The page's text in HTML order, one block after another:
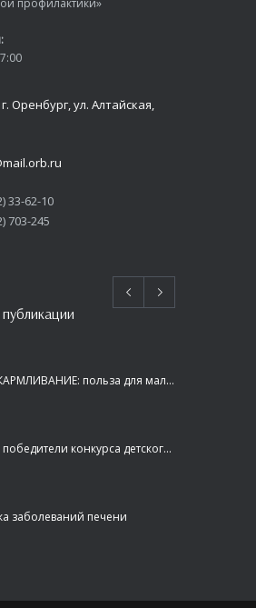
профилактики»
Оренбург, ул. Алтайская,
33-62-10
703-245
ГРУДНОЕ ВСКАРМЛИВАНИЕ: польза для малыша и мамы
Определены победители конкурса детского рисунка «Я шагаю по Оренбуржью»
заболеваний печени